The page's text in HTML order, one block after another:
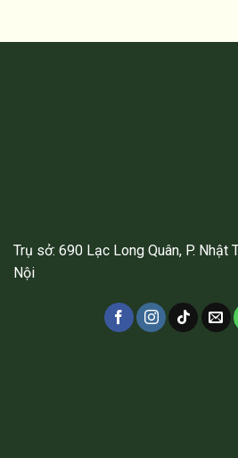
Trụ sở: 690 Lạc Long Quân, P. Nhật
Nội